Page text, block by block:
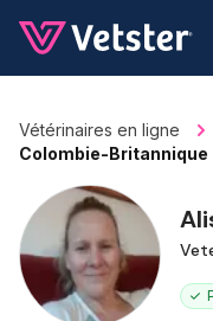
Vétérinaires en ligne
Colombie-Britannique